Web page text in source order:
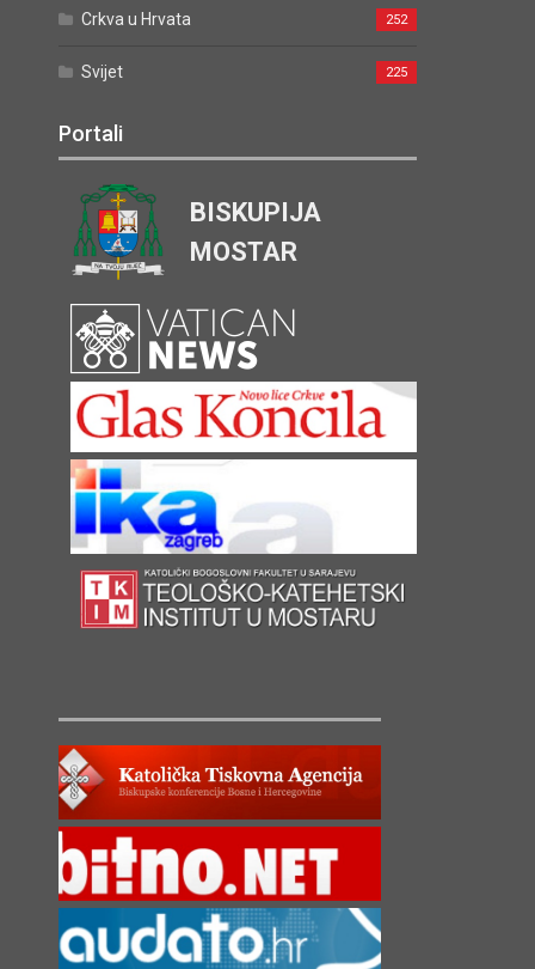
Crkva u Hrvata 252
Svijet 225
Portali
BISKUPIJA
MOSTAR